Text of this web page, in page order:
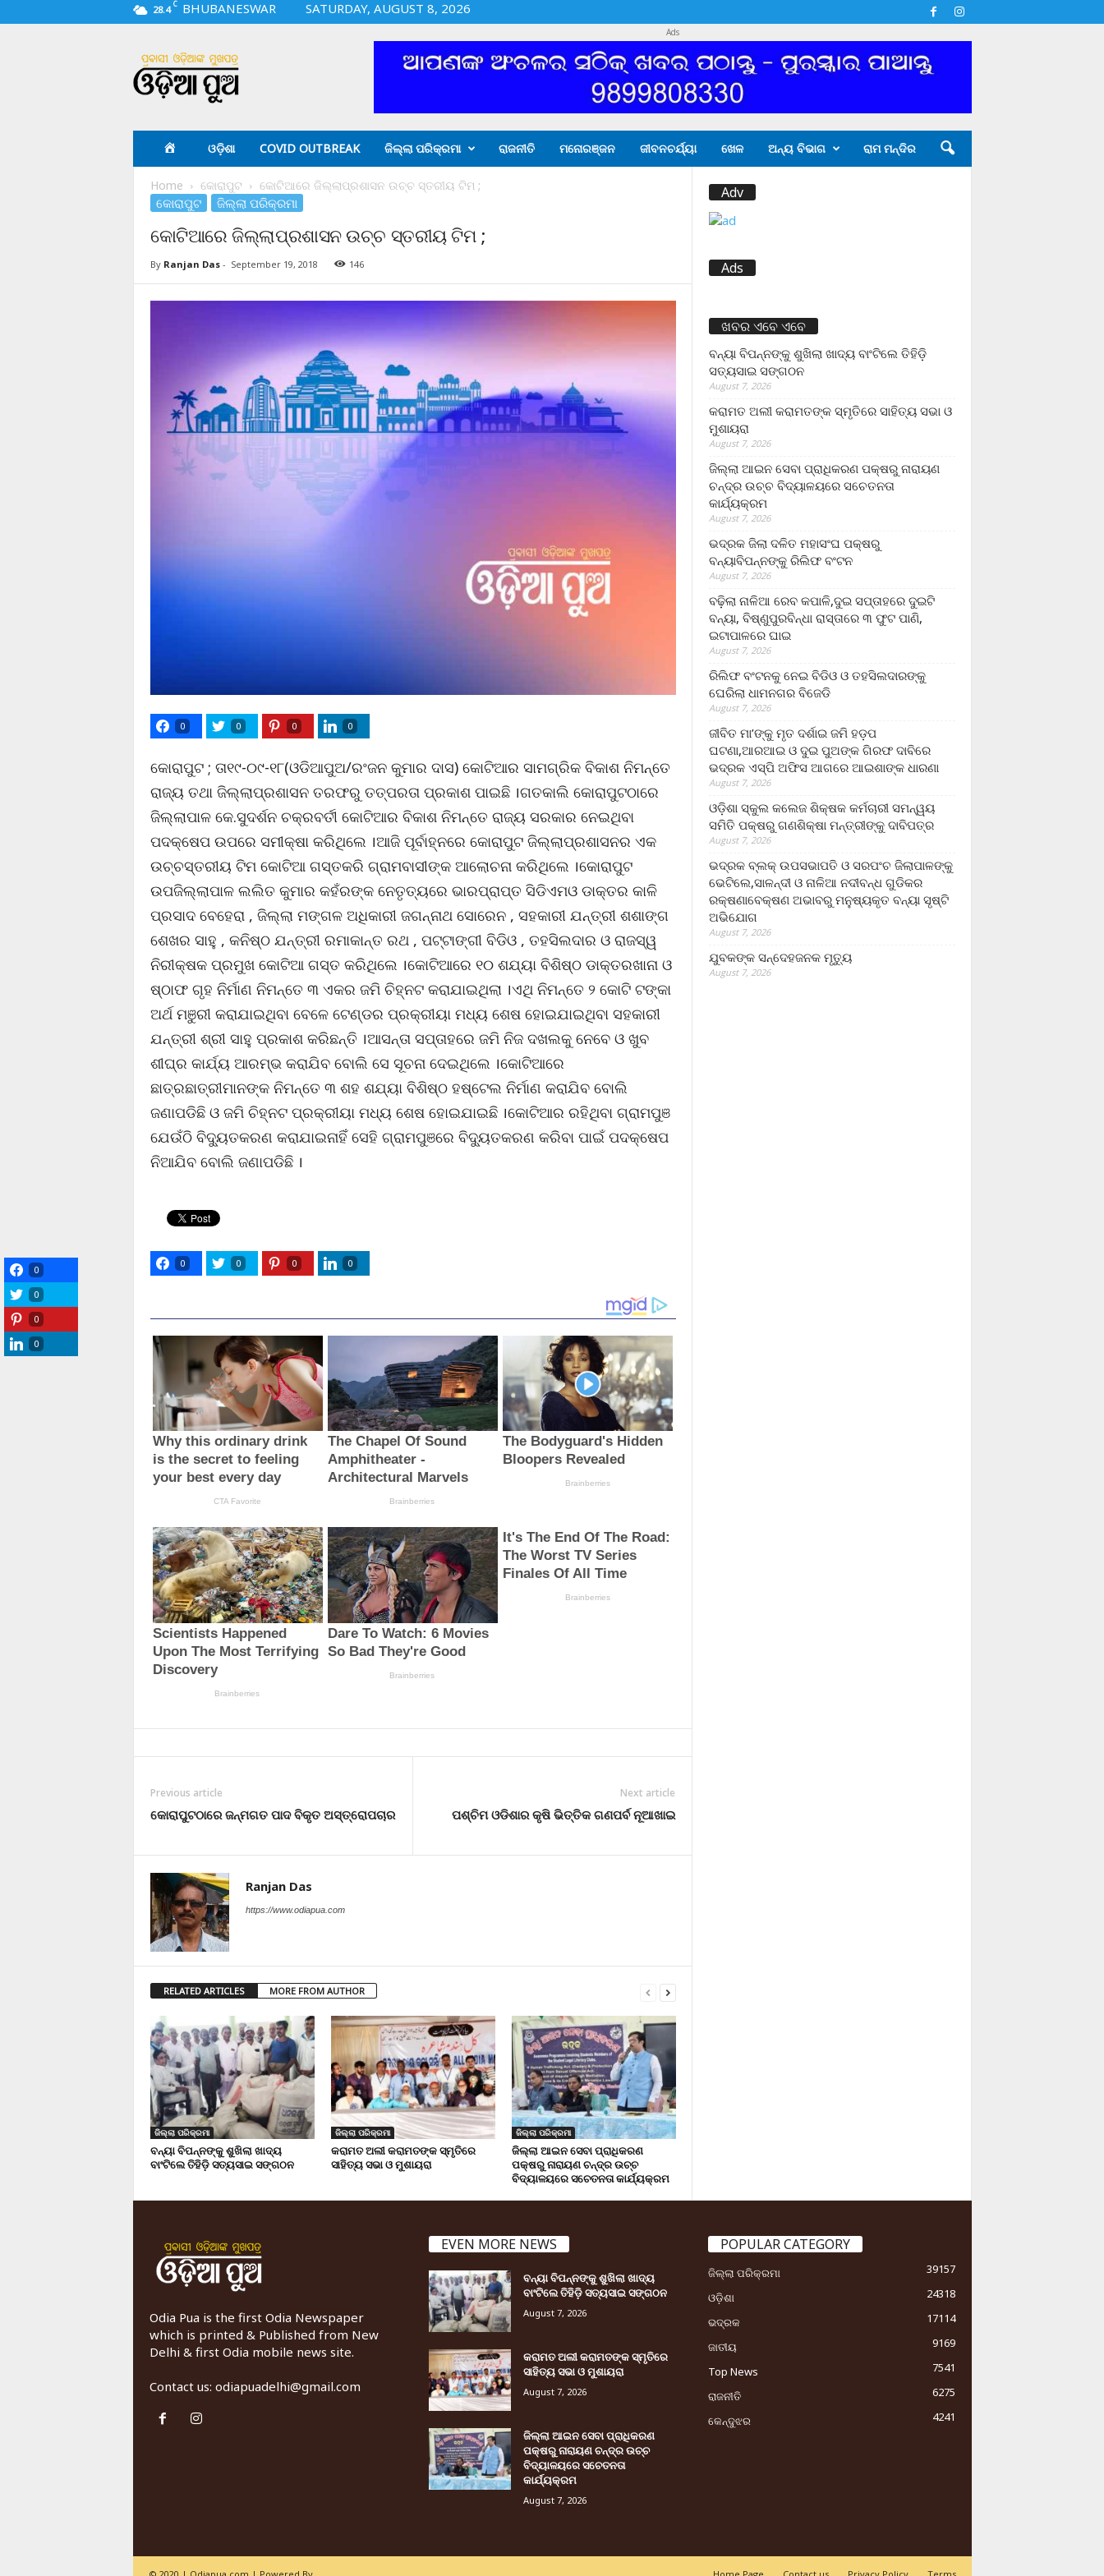
28.4 C BHUBANESWAR
SATURDAY, AUGUST 8, 2026
i
a
Ads
ଓଡ଼ିଶା COVID OUTBREAK ଜିଲ୍ଲା ପରିକ୍ରମା ରାଜନୀତି ମନୋରଞ୍ଜନ ଜୀବନଚର୍ଯ୍ୟା ଖେଳ ଅନ୍ୟ ବିଭାଗ ରାମ ମନ୍ଦିର
Home କୋରାପୁଟ କୋଟିଆରେ ଜିଲ୍ଲାପ୍ରଶାସନ ଉଚ୍ଚ ସ୍ତରୀୟ ଟିମ ;
କୋରାପୁଟ ଜିଲ୍ଲା ପରିକ୍ରମା
କୋଟିଆରେ ଜିଲ୍ଲାପ୍ରଶାସନ ଉଚ୍ଚ ସ୍ତରୀୟ ଟିମ ;
By Ranjan Das- September 19, 2018 146
0 0 0 0
କୋରାପୁଟ ; ତା୧୯-୦୯-୧୮(ଓଡିଆପୁଅ/ରଂଜନ କୁମାର ଦାସ) କୋଟିଆର ସାମଗ୍ରିକ ବିକାଶ ନିମନ୍ତେ
ରାଜ୍ୟ ତଥା ଜିଲ୍ଲାପ୍ରଶାସନ ତରଫରୁ ତତ୍ପରତା ପ୍ରକାଶ ପାଇଛି ।ଗତକାଲି କୋରାପୁଟଠାରେ
ଜିଲ୍ଲାପାଳ କେ.ସୁଦର୍ଶନ ଚକ୍ରବର୍ତୀ କୋଟିଆର ବିକାଶ ନିମନ୍ତେ ରାଜ୍ୟ ସରକାର ନେଇଥିବା
ପଦକ୍ଷେପ ଉପରେ ସମୀକ୍ଷା କରିଥିଲେ ।ଆଜି ପୂର୍ବାହ୍ନରେ କୋରାପୁଟ ଜିଲ୍ଲାପ୍ରଶାସନର ଏକ
ଉଚ୍ଚସ୍ତରୀୟ ଟିମ କୋଟିଆ ଗସ୍ତକରି ଗ୍ରାମବାସୀଙ୍କ ଆଲୋଚନା କରିଥିଲେ ।କୋରାପୁଟ
ଉପଜିଲ୍ଲାପାଳ ଲଲିତ କୁମାର କହଁରଙ୍କ ନେତୃତ୍ୟରେ ଭାରପ୍ରାପ୍ତ ସିଡିଏମଓ ଡାକ୍ତର କାଳି
ପ୍ରସାଦ ବେହେରା , ଜିଲ୍ଲା ମଙ୍ଗଳ ଅଧିକାରୀ ଜଗନ୍ନାଥ ସୋରେନ , ସହକାରୀ ଯନ୍ତ୍ରୀ ଶଶାଙ୍ଗ
ଶେଖର ସାହୁ , କନିଷ୍ଠ ଯନ୍ତ୍ରୀ ରମାକାନ୍ତ ରଥ , ପଟ୍ଟାଙ୍ଗୀ ବିଡିଓ , ତହସିଲଦାର ଓ ରାଜସ୍ୱ
ନିରୀକ୍ଷକ ପ୍ରମୁଖ କୋଟିଆ ଗସ୍ତ କରିଥିଲେ ।କୋଟିଆରେ ୧୦ ଶଯ୍ୟା ବିଶିଷ୍ଠ ଡାକ୍ତରଖାନା ଓ
ଷ୍ଠାଫ ଗୃହ ନିର୍ମାଣ ନିମନ୍ତେ ୩ ଏକର ଜମି ଚିହ୍ନଟ କରାଯାଇଥିଲା ।ଏଥି ନିମନ୍ତେ ୨ କୋଟି ଟଙ୍କା
ଅର୍ଥ ମଞୁରୀ କରାଯାଇଥିବା ବେଳେ ଟେଣ୍ଡର ପ୍ରକ୍ରୀୟା ମଧ୍ୟ ଶେଷ ହୋଇଯାଇଥିବା ସହକାରୀ
ଯନ୍ତ୍ରୀ ଶ୍ରୀ ସାହୁ ପ୍ରକାଶ କରିଛନ୍ତି ।ଆସନ୍ତା ସପ୍ତାହରେ ଜମି ନିଜ ଦଖଲକୁ ନେବେ ଓ ଖୁବ
ଶୀଘ୍ର କାର୍ଯ୍ୟ ଆରମ୍ଭ କରାଯିବ ବୋଲି ସେ ସୂଚନା ଦେଇଥିଲେ ।କୋଟିଆରେ
ଛାତ୍ରଛାତ୍ରୀମାନଙ୍କ ନିମନ୍ତେ ୩ ଶହ ଶଯ୍ୟା ବିଶିଷ୍ଠ ହଷ୍ଟେଲ ନିର୍ମାଣ କରାଯିବ ବୋଲି
ଜଣାପଡିଛି ଓ ଜମି ଚିହ୍ନଟ ପ୍ରକ୍ରୀୟା ମଧ୍ୟ ଶେଷ ହୋଇଯାଇଛି ।କୋଟିଆର ରହିଥିବା ଗ୍ରାମପୁଞ
ଯେଉଁଠି ବିଦ୍ୟୁତକରଣ କରାଯାଇନାହିଁ ସେହି ଗ୍ରାମପୁଞରେ ବିଦ୍ୟୁତକରଣ କରିବା ପାଇଁ ପଦକ୍ଷେପ
ନିଆଯିବ ବୋଲି ଜଣାପଡିଛି ।
0 0 0 0
Previous article
କୋରାପୁଟଠାରେ ଜନ୍ମଗତ ପାଦ ବିକୃତ ଅସ୍ତ୍ରୋପଚାର
Next article
ପଶ୍ଚିମ ଓଡିଶାର କୃଷି ଭିତ୍ତିକ ଗଣପର୍ବ ନୂଆଖାଇ
Ranjan Das
https://www.odiapua.com
RELATED ARTICLES MORE FROM AUTHOR
ଜିଲ୍ଲା ପରିକ୍ରମା
ବନ୍ୟା ବିପନ୍ନଙ୍କୁ ଶୁଖିଲା ଖାଦ୍ୟ
ବାଂଟିଲେ ତିହିଡି଼ ସତ୍ୟସାଇ ସଙ୍ଗଠନ
ଜିଲ୍ଲା ପରିକ୍ରମା
କରାମତ ଅଲୀ କରାମତଙ୍କ ସ୍ମୃତିରେ
ସାହିତ୍ୟ ସଭା ଓ ମୁଶାୟରା
ଜିଲ୍ଲା ପରିକ୍ରମା
ଜିଲ୍ଲା ଆଇନ ସେବା ପ୍ରାଧିକରଣ
ପକ୍ଷରୁ ନାରାୟଣ ଚନ୍ଦ୍ର ଉଚ୍ଚ
ବିଦ୍ୟାଳୟରେ ସଚେତନତା କାର୍ଯ୍ୟକ୍ରମ
Adv
Ads
ଖବର ଏବେ ଏବେ
ବନ୍ୟା ବିପନ୍ନଙ୍କୁ ଶୁଖିଲା ଖାଦ୍ୟ ବାଂଟିଲେ ତିହିଡି଼
ସତ୍ୟସାଇ ସଙ୍ଗଠନ
August 7, 2026
କରାମତ ଅଲୀ କରାମତଙ୍କ ସ୍ମୃତିରେ ସାହିତ୍ୟ ସଭା ଓ
ମୁଶାୟରା
August 7, 2026
ଜିଲ୍ଲା ଆଇନ ସେବା ପ୍ରାଧିକରଣ ପକ୍ଷରୁ ନାରାୟଣ
ଚନ୍ଦ୍ର ଉଚ୍ଚ ବିଦ୍ୟାଳୟରେ ସଚେତନତା
କାର୍ଯ୍ୟକ୍ରମ
August 7, 2026
ଭଦ୍ରକ ଜିଲା ଦଳିତ ମହାସଂଘ ପକ୍ଷରୁ
ବନ୍ୟାବିପନ୍ନଙ୍କୁ ରିଲିଫ ବଂଟନ
August 7, 2026
ବଢ଼ିଲା ନାଳିଆ ରେବ କପାଳି,ଦୁଇ ସପ୍ତାହରେ ଦୁଇଟି
ବନ୍ୟା, ବିଷ୍ଣୁପୁରବିନ୍ଧା ରାସ୍ତାରେ ୩ ଫୁଟ ପାଣି,
ଇଟାପାଳରେ ଘାଇ
August 7, 2026
ରିଲିଫ ବଂଟନକୁ ନେଇ ବିଡିଓ ଓ ତହସିଲଦାରଙ୍କୁ
ଘେରିଲା ଧାମନଗର ବିଜେଡି
August 7, 2026
ଜୀବିତ ମା’ଙ୍କୁ ମୃତ ଦର୍ଶାଇ ଜମି ହଡ଼ପ
ଘଟଣା,ଆରଆଇ ଓ ଦୁଇ ପୁଅଙ୍କ ଗିରଫ ଦାବିରେ
ଭଦ୍ରକ ଏସ୍‌ପି ଅଫିସ ଆଗରେ ଆଇଶାଙ୍କ ଧାରଣା
August 7, 2026
ଓଡ଼ିଶା ସ୍କୁଲ କଲେଜ ଶିକ୍ଷକ କର୍ମଚାରୀ ସମନ୍ୱୟ
ସମିତି ପକ୍ଷରୁ ଗଣଶିକ୍ଷା ମନ୍ତ୍ରୀଙ୍କୁ ଦାବିପତ୍ର
August 7, 2026
ଭଦ୍ରକ ବ୍ଲକ୍ ଉପସଭାପତି ଓ ସରପଂଚ ଜିଲାପାଳଙ୍କୁ
ଭେଟିଲେ,ସାଳନ୍ଦୀ ଓ ନାଳିଆ ନଦୀବନ୍ଧ ଗୁଡିକର
ରକ୍ଷଣାବେକ୍ଷଣ ଅଭାବରୁ ମନୁଷ୍ୟକୃତ ବନ୍ୟା ସୃଷ୍ଟି
ଅଭିଯୋଗ
August 7, 2026
ଯୁବକଙ୍କ ସନ୍ଦେହଜନକ ମୃତ୍ୟୁ
August 7, 2026
Odia Pua is the first Odia Newspaper
which is printed & Published from New
Delhi & first Odia mobile news site.
Contact us: odiapuadelhi@gmail.com
EVEN MORE NEWS
ବନ୍ୟା ବିପନ୍ନଙ୍କୁ ଶୁଖିଲା ଖାଦ୍ୟ
ବାଂଟିଲେ ତିହିଡି଼ ସତ୍ୟସାଇ ସଙ୍ଗଠନ
August 7, 2026
କରାମତ ଅଲୀ କରାମତଙ୍କ ସ୍ମୃତିରେ
ସାହିତ୍ୟ ସଭା ଓ ମୁଶାୟରା
August 7, 2026
ଜିଲ୍ଲା ଆଇନ ସେବା ପ୍ରାଧିକରଣ
ପକ୍ଷରୁ ନାରାୟଣ ଚନ୍ଦ୍ର ଉଚ୍ଚ
ବିଦ୍ୟାଳୟରେ ସଚେତନତା
କାର୍ଯ୍ୟକ୍ରମ
August 7, 2026
POPULAR CATEGORY
ଜିଲ୍ଲା ପରିକ୍ରମା
39157
ଓଡ଼ିଶା
24318
ଭଦ୍ରକ
17114
ଜାତୀୟ
9169
Top News
7541
ରାଜନୀତି
6275
କେନ୍ଦୁଝର
4241
0
0
0
0